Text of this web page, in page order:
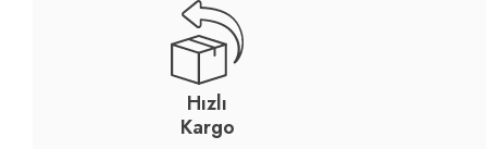
Hızlı
Kargo